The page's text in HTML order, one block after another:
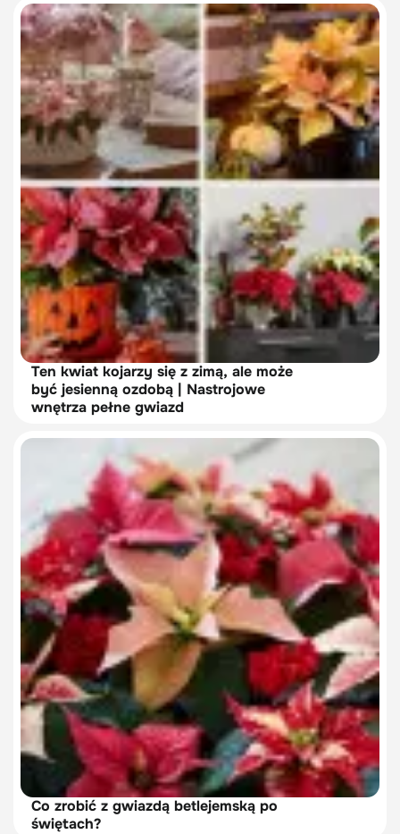
Ten kwiat kojarzy się z zimą, ale może
być jesienną ozdobą | Nastrojowe
wnętrza pełne gwiazd
Co zrobić z gwiazdą betlejemską po
świętach?